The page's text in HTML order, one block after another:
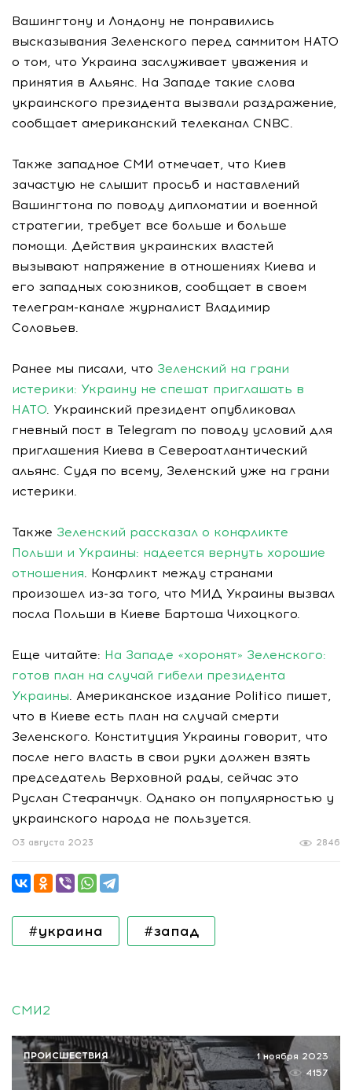
Вашингтону и Лондону не понравились
высказывания Зеленского перед саммитом НАТО
о том, что Украина заслуживает уважения и
принятия в Альянс. На Западе такие слова
украинского президента вызвали раздражение,
сообщает американский телеканал CNBC.
Также западное СМИ отмечает, что Киев
зачастую не слышит просьб и наставлений
Вашингтона по поводу дипломатии и военной
стратегии, требует все больше и больше
помощи. Действия украинских властей
вызывают напряжение в отношениях Киева и
его западных союзников, сообщает в своем
телеграм-канале журналист Владимир
Соловьев.
Ранее мы писали, что Зеленский на грани
истерики: Украину не спешат приглашать в
НАТО. Украинский президент опубликовал
гневный пост в Telegram по поводу условий для
приглашения Киева в Североатлантический
альянс. Судя по всему, Зеленский уже на грани
истерики.
Также Зеленский рассказал о конфликте
Польши и Украины: надеется вернуть хорошие
отношения. Конфликт между странами
произошел из-за того, что МИД Украины вызвал
посла Польши в Киеве Бартоша Чихоцкого.
Еще читайте: На Западе «хоронят» Зеленского:
готов план на случай гибели президента
Украины. Американское издание Politico пишет,
что в Киеве есть план на случай смерти
Зеленского. Конституция Украины говорит, что
после него власть в свои руки должен взять
председатель Верховной рады, сейчас это
Руслан Стефанчук. Однако он популярностью у
украинского народа не пользуется.
2846
03 августа 2023
#украина #запад
СМИ2
1 ноября 2023
4157
ПРОИСШЕСТВИЯ